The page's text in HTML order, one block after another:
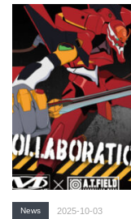
News 2025-10-03